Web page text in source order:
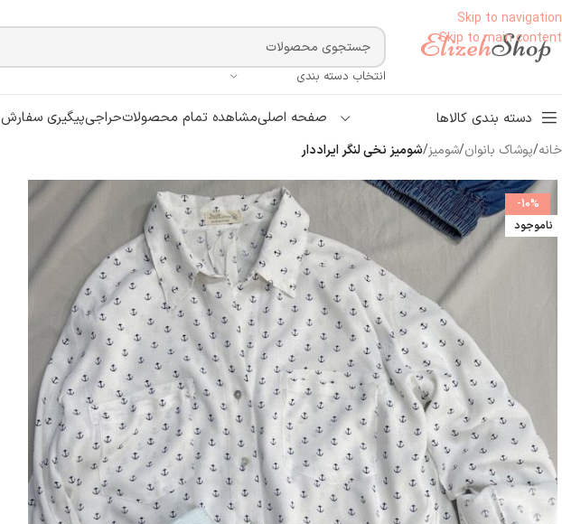
Skip to navigation
Skip to main content
انتخاب دسته بندی
دسته بندی کالاها صفحه اصلیمشاهده تمام محصولاتحراجیپیگیری سفارش
خانه/پوشاک بانوان/شومیز/شومیز نخی لنگر ایراددار
-10%
ناموجود